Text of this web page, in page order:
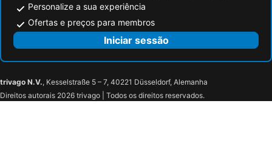
Personalize a sua experiência
Ofertas e preços para membros
Iniciar sessão
trivago N.V., Kesselstraße 5 – 7, 40221 Düsseldorf, Alemanha
Direitos autorais 2026 trivago | Todos os direitos reservados.